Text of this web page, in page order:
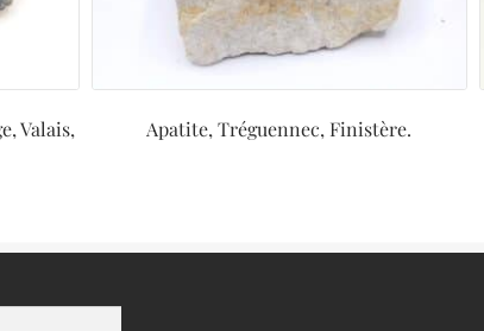
Valais,
Apatite, Tréguennec, Finistère.